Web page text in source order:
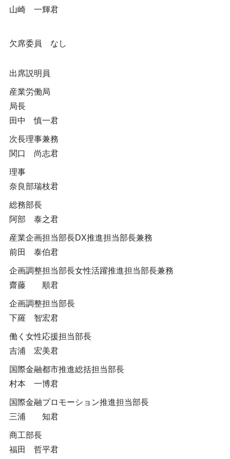
山崎 一輝君
欠席委員 なし
出席説明員
産業労働局
局長
田中 慎一君
次長理事兼務
関口 尚志君
理事
奈良部瑞枝君
総務部長
阿部 泰之君
産業企画担当部長DX推進担当部長兼務
前田 泰伯君
企画調整担当部長女性活躍推進担当部長兼務
齋藤 順君
企画調整担当部長
下羅 智宏君
働く女性応援担当部長
吉浦 宏美君
国際金融都市推進総括担当部長
村本 一博君
国際金融プロモーション推進担当部長
三浦 知君
商工部長
福田 哲平君